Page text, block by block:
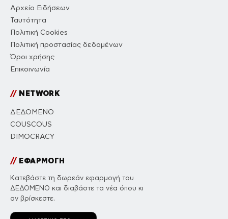
Αρχείο Ειδήσεων
Ταυτότητα
Πολιτική Cookies
Πολιτική προστασίας δεδομένων
Όροι χρήσης
Επικοινωνία
//NETWORK
ΔΕΔΟΜΕΝΟ
COUSCOUS
DIMOCRACY
//ΕΦΑΡΜΟΓΗ
Κατεβάστε τη δωρεάν εφαρμογή του
ΔΕΔΟΜΕΝΟ και διαβάστε τα νέα όπου κι
αν βρίσκεστε.